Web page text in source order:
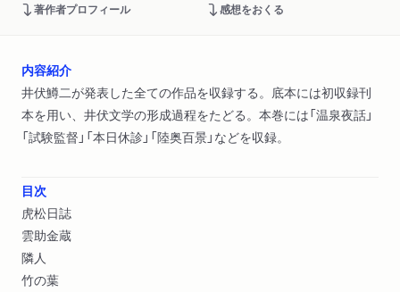
著作者プロフィール 感想をおくる
内容紹介
井伏鱒二が発表した全ての作品を収録する。底本には初収録刊
本を用い、井伏文学の形成過程をたどる。本巻には「温泉夜話」
「試験監督」「本日休診」「陸奥百景」などを収録。
目次
虎松日誌
雲助金蔵
隣人
竹の葉